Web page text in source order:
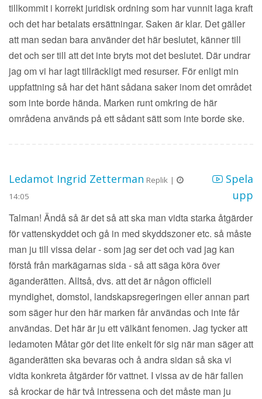
tillkommit i korrekt juridisk ordning som har vunnit laga kraft
och det har betalats ersättningar. Saken är klar. Det gäller
att man sedan bara använder det här beslutet, känner till
det och ser till att det inte bryts mot det beslutet. Där undrar
jag om vi har lagt tillräckligt med resurser. För enligt min
uppfattning så har det hänt sådana saker inom det området
som inte borde hända. Marken runt omkring de här
områdena används på ett sådant sätt som inte borde ske.
Ledamot Ingrid Zetterman Replik |
14:05
Spela
upp
Talman! Ändå så är det så att ska man vidta starka åtgärder
för vattenskyddet och gå in med skyddszoner etc. så måste
man ju till vissa delar - som jag ser det och vad jag kan
förstå från markägarnas sida - så att säga köra över
äganderätten. Alltså, dvs. att det är någon officiell
myndighet, domstol, landskapsregeringen eller annan part
som säger hur den här marken får användas och inte får
användas. Det här är ju ett välkänt fenomen. Jag tycker att
ledamoten Måtar gör det lite enkelt för sig när man säger att
äganderätten ska bevaras och å andra sidan så ska vi
vidta konkreta åtgärder för vattnet. I vissa av de här fallen
så krockar de här två intressena och det måste man ju